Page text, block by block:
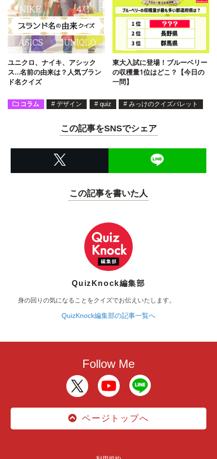
ユニクロ、ナイキ、アシック
ス…名前の由来は？人気ブラン
ド名クイズ
東大入試に登場！ブルーベリー
の収穫量1位はどこ？【今日の
一問】
コラム # デザイン # quiz # みっけのクイズパレット
この記事をSNSでシェア
この記事を書いた人
QuizKnock編集部
身の回りの気になることをクイズでお伝えいたします。
QuizKnock編集部の記事一覧へ
Follow Me
ページトップへ